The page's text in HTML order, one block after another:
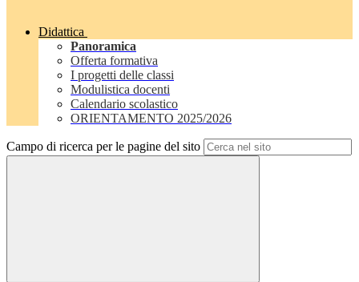
Didattica
Panoramica
Offerta formativa
I progetti delle classi
Modulistica docenti
Calendario scolastico
ORIENTAMENTO 2025/2026
Campo di ricerca per le pagine del sito